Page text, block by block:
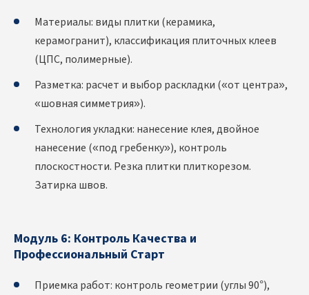
Материалы: виды плитки (керамика,
керамогранит), классификация плиточных клеев
(ЦПС, полимерные).
Разметка: расчет и выбор раскладки («от центра»,
«шовная симметрия»).
Технология укладки: нанесение клея, двойное
нанесение («под гребенку»), контроль
плоскостности. Резка плитки плиткорезом.
Затирка швов.
Модуль 6: Контроль Качества и
Профессиональный Старт
Приемка работ: контроль геометрии (углы 90°),